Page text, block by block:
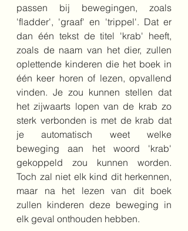
passen bij bewegingen, zoals
'fladder', 'graaf' en 'trippel'. Dat er
dan één tekst de titel 'krab' heeft,
zoals de naam van het dier, zullen
oplettende kinderen die het boek in
één keer horen of lezen, opvallend
vinden. Je zou kunnen stellen dat
het zijwaarts lopen van de krab zo
sterk verbonden is met de krab dat
je automatisch weet welke
beweging aan het woord 'krab'
gekoppeld zou kunnen worden.
Toch zal niet elk kind dit herkennen,
maar na het lezen van dit boek
zullen kinderen deze beweging in
elk geval onthouden hebben.